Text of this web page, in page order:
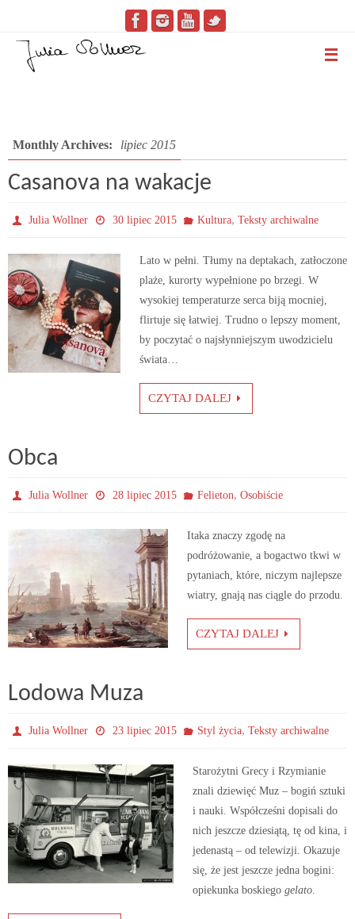
Monthly Archives: lipiec 2015
Casanova na wakacje
Julia Wollner 30 lipiec 2015 Kultura, Teksty archiwalne
Lato w pełni. Tłumy na deptakach, zatłoczone
plaże, kurorty wypełnione po brzegi. W
wysokiej temperaturze serca biją mocniej,
flirtuje się łatwiej. Trudno o lepszy moment,
by poczytać o najsłynniejszym uwodzicielu
świata…
CZYTAJ DALEJ
Obca
Julia Wollner 28 lipiec 2015 Felieton, Osobiście
Itaka znaczy zgodę na
podróżowanie, a bogactwo tkwi w
pytaniach, które, niczym najlepsze
wiatry, gnają nas ciągle do przodu.
CZYTAJ DALEJ
Lodowa Muza
Julia Wollner 23 lipiec 2015 Styl życia, Teksty archiwalne
Starożytni Grecy i Rzymianie
znali dziewięć Muz – bogiń sztuki
i nauki. Współcześni dopisali do
nich jeszcze dziesiątą, tę od kina, i
jedenastą – od telewizji. Okazuje
się, że jest jeszcze jedna bogini:
opiekunka boskiego gelato.